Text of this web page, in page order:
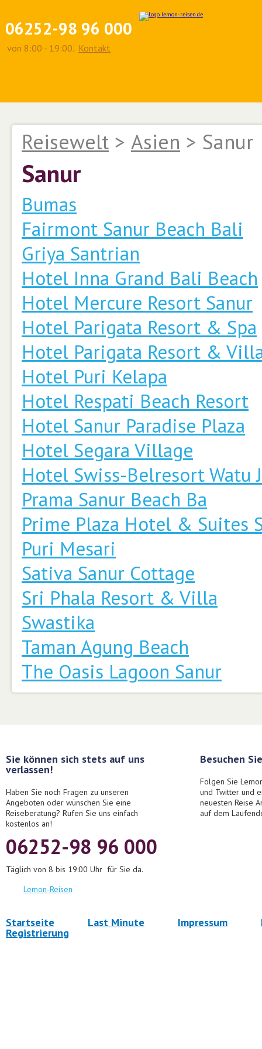
06252-98 96 000
von 8:00 - 19:00. Kontakt
Reisewelt > Asien > Sanur
Sanur
Bumas
Fairmont Sanur Beach Bali
Griya Santrian
Hotel Inna Grand Bali Beach
Hotel Mercure Resort Sanur
Hotel Parigata Resort & Spa
Hotel Parigata Resort &
Hotel Puri Kelapa
Hotel Respati Beach Resort
Hotel Sanur Paradise Plaza
Hotel Segara Village
Hotel Swiss-Belresort Watu
Prama Sanur Beach Ba
Prime Plaza Hotel & Suites
Puri Mesari
Sativa Sanur Cottage
Sri Phala Resort & Villa
Swastika
Taman Agung Beach
The Oasis Lagoon Sanur
Sie können sich stets auf uns
verlassen!
Haben Sie noch Fragen zu unseren
Angeboten oder wünschen Sie eine
Reiseberatung? Rufen Sie uns einfach
kostenlos an!
06252-98 96 000
Täglich von 8 bis 19:00 Uhr für Sie da.
Lemon-Reisen
Besuchen
Folgen Sie
und Twitter und
neuesten Reise
auf dem
Startseite Last Minute Impressum
Registrierung